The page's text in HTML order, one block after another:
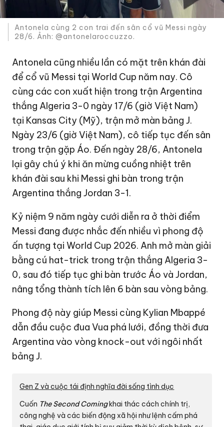
Antonela cùng 2 con trai đến sân cổ vũ Messi ngày
28/6. Ảnh: @antonelaroccuzzo.
Antonela cũng nhiều lần có mặt trên khán đài
để cổ vũ Messi tại World Cup năm nay. Cô
cùng các con xuất hiện trong trận Argentina
thắng Algeria 3-0 ngày 17/6 (giờ Việt Nam)
tại Kansas City (Mỹ), trận mở màn bảng J.
Ngày 23/6 (giờ Việt Nam), cô tiếp tục đến sân
trong trận gặp Áo. Đến ngày 28/6, Antonela
lại gây chú ý khi ăn mừng cuồng nhiệt trên
khán đài sau khi Messi ghi bàn trong trận
Argentina thắng Jordan 3-1.
Kỷ niệm 9 năm ngày cưới diễn ra ở thời điểm
Messi đang được nhắc đến nhiều vì phong độ
ấn tượng tại World Cup 2026. Anh mở màn giải
bằng cú hat-trick trong trận thắng Algeria 3-
0, sau đó tiếp tục ghi bàn trước Áo và Jordan,
nâng tổng thành tích lên 6 bàn sau vòng bảng.
Phong độ này giúp Messi cùng Kylian Mbappé
dẫn đầu cuộc đua Vua phá lưới, đồng thời đưa
Argentina vào vòng knock-out với ngôi nhất
bảng J.
Gen Z và cuộc tái định nghĩa đời sống tình dục
Cuốn The Second Comingkhai thác cách chính trị,
công nghệ và các biến động xã hội như lệnh cấm phá